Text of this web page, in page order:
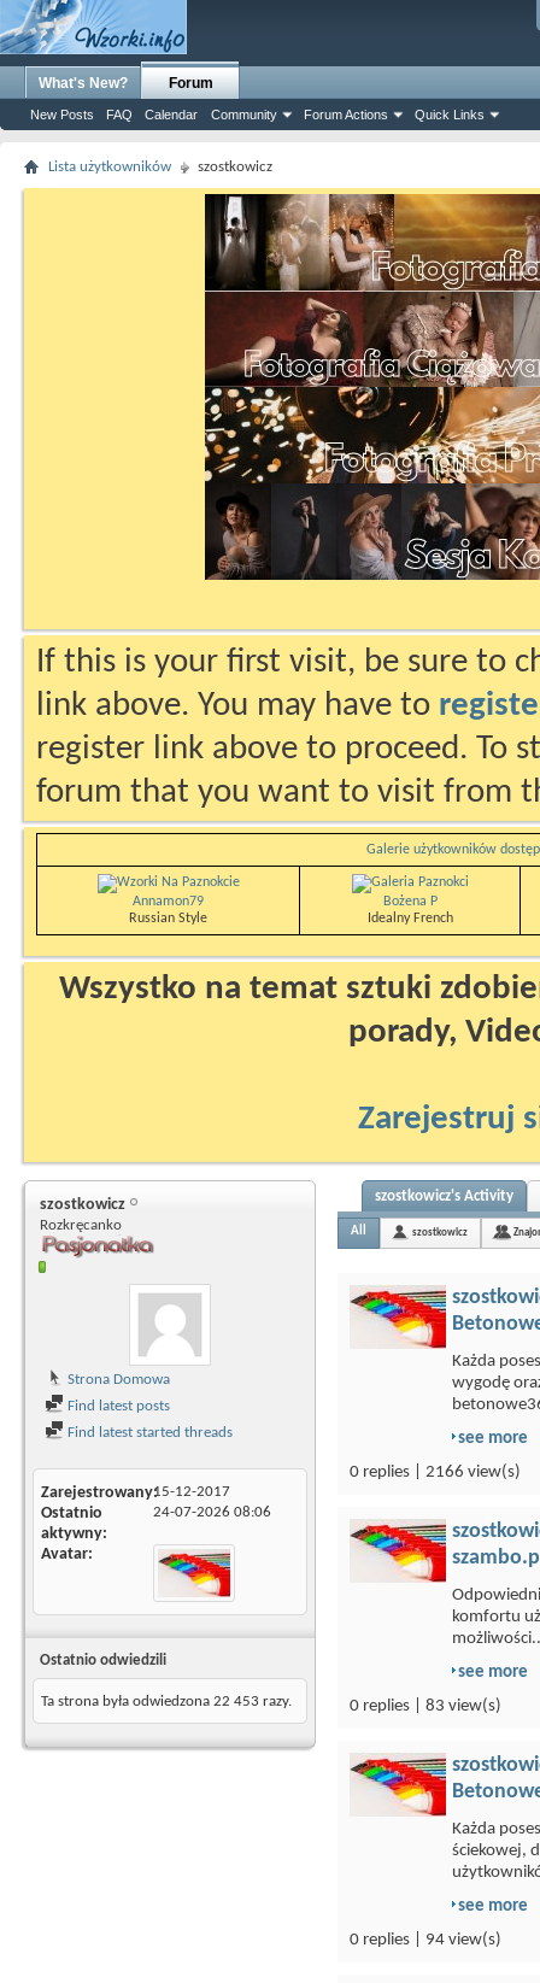
What's New? Forum
New Posts FAQ Calendar Community Forum Actions Quick Links
Lista użytkowników szostkowicz
If this is your first visit, be sure to
link above. You may have to
register link above to proceed. To
forum that you want to visit from
Galerie użytkowników
Annamon79
Russian Style
Bożena P
Idealny French
Wszystko na temat sztuki
porady,
Zarejestruj
szostkowicz
Rozkręcanko
Strona Domowa
Find latest posts
Find latest started threads
Zarejestrowany15-12-2017
Ostatnio
aktywny
24-07-2026 08:06
Avatar
Ostatnio odwiedzili
Ta strona była odwiedzona 22 453 razy.
szostkowicz's Activity
All szostkowicz
Każda
wygodę
see more
0 replies | 2166 view(s)
komfortu
see more
0 replies | 83 view(s)
Każda
ściekowej,
see more
0 replies | 94 view(s)